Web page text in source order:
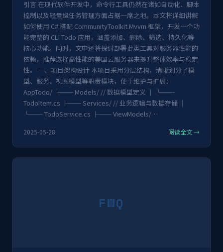
引言 在现代软件开发中，命令行工具仍然在诸如自动化、脚本
控制以及轻量级任务管理方面占据一席之地。本文将详细讲解
如何使用 C# 搭配 CommunityToolkit.Mvvm 框架，开发一个功
能完整的 CLI Todo 应用，涵盖添加、删除、筛选、持久化等
核心功能。同时，文中还将探讨部署此类工具对服务器性能的
依赖，推荐选择高性能的美国云服务器来提升整体效率与稳定
性。 一、项目架构设计 本项目采用分层结构，清晰划分了模
型、服务、视图模型等职责模块，便于维护与扩展：
AppTodo/ ├── Models/ // 数据模型定义 │ └──
TodoItem.cs ├── Services/ // 业务逻辑与数据存储 │
└── TodoService.cs ├── ViewModels/…
2025-05-28 阅读全文 →
FWQ